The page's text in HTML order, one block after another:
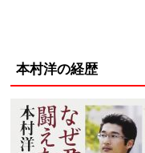
本村洋の経歴